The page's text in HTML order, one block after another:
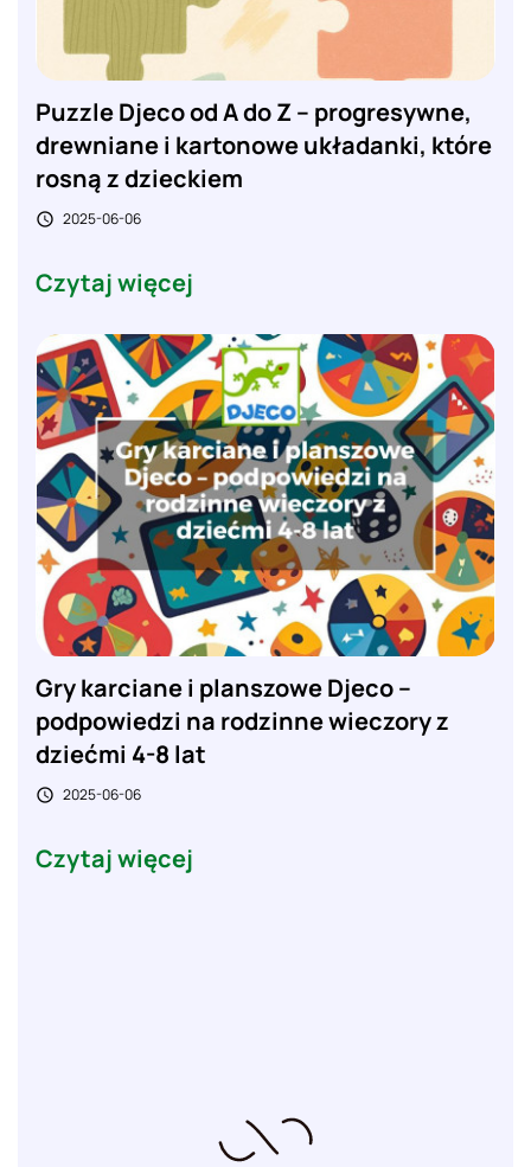
Puzzle Djeco od A do Z – progresywne,
drewniane i kartonowe układanki, które
rosną z dzieckiem
 2025-06-06
Czytaj więcej
Gry karciane i planszowe Djeco –
podpowiedzi na rodzinne wieczory z
dziećmi 4-8 lat
 2025-06-06
Czytaj więcej